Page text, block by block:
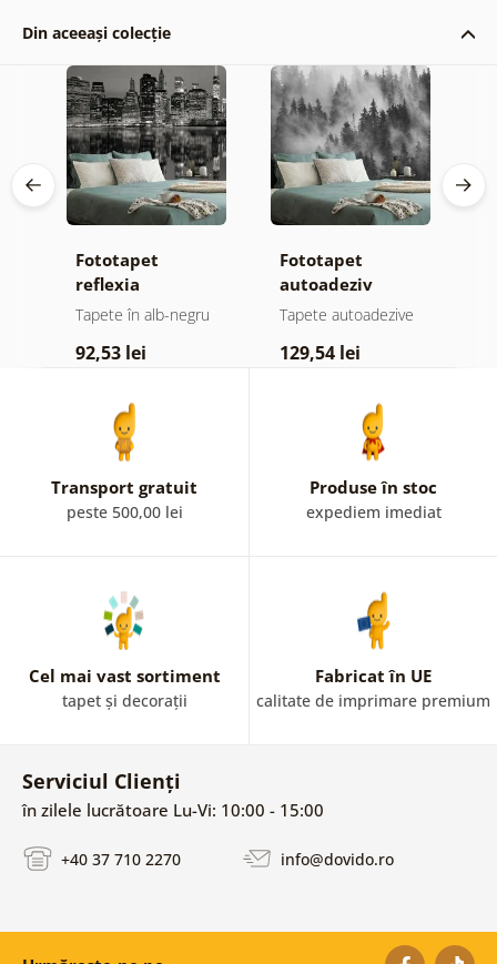
Din aceeași colecție
Fototapet
reflexia
Manhattanului în
Tapete în alb-negru
92,53 lei
Fototapet
autoadeziv
pădure în ceață
Tapete autoadezive
129,54 lei
Transport gratuit
peste 500,00 lei
Produse în stoc
expediem imediat
Cel mai vast sortiment
tapet și decorații
Fabricat în UE
calitate de imprimare premium
Serviciul Clienți
în zilele lucrătoare Lu-Vi: 10:00 - 15:00
+40 37 710 2270 info@dovido.ro